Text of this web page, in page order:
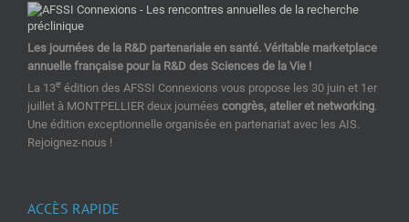
Les journées de la R&D partenariale en santé. Véritable marketplace
annuelle française pour la R&D des Sciences de la Vie !
La 13e édition des AFSSI Connexions vous propose les 30 juin et 1er
juillet à MONTPELLIER deux journées congrès, atelier et networking.
Une édition exceptionnelle organisée en partenariat avec les AIS.
Rejoignez-nous !
ACCÈS RAPIDE